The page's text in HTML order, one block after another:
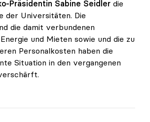
Präsidentin Sabine Seidler die
der Universitäten. Die
die damit verbundenen
und Mieten sowie und die zu
Personalkosten haben die
Situation in den vergangenen
Alarm: Budgetloch hat sich